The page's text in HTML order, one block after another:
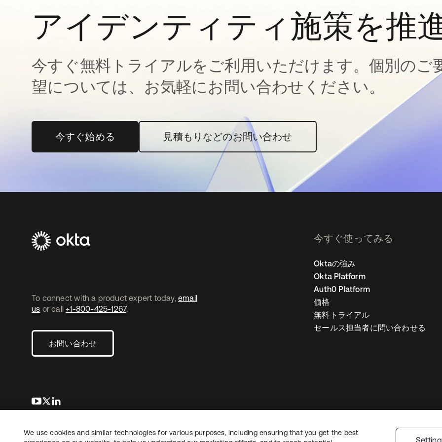
アイデンティティ施策を推
今すぐ無料トライアルをご利用いただけます。個別のご
望については、お気軽にお問い合わせください。
今すぐ始める新しいタブで開く 見積もりなどのお問い合わせ
To connect with a product expert today, email
us or call +1-800-425-1267.
お問い合わせ
新しいタブで開く
新しいタブで開く
今すぐ使ってみる
Oktaの強み
Okta Platform
Auth0 Platform
価格
無料トライアル
セールス担当者に問い合わせる
法務プライバシーポリシーサイト利用規約セキュリティ Cookie
Copyright © 2026 Okta. All rights reserved.
We use cookies and similar technologies for various purposes, including ensuring that you get the best